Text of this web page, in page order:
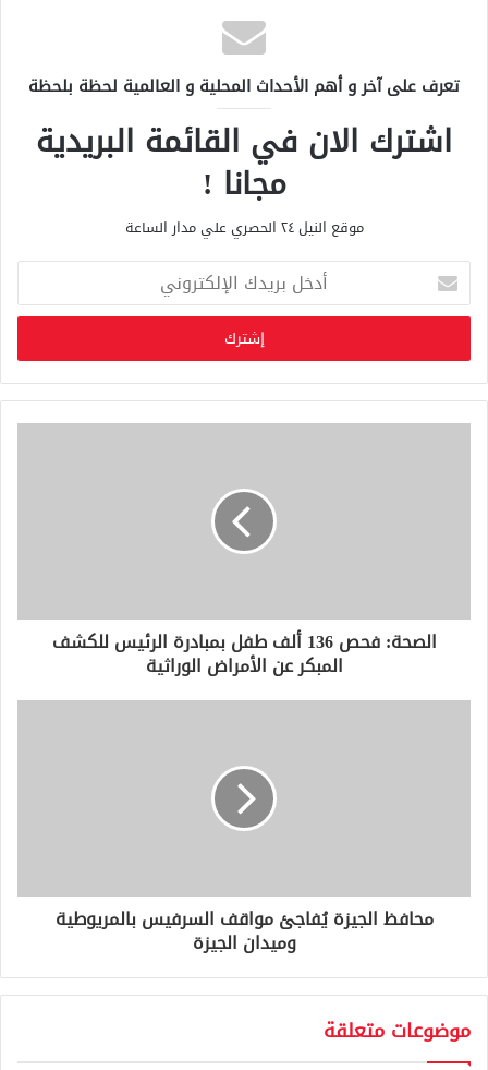
تعرف على آخر و أهم الأحداث المحلية و العالمية لحظة بلحظة
اشترك الان في القائمة البريدية
مجانا !
موقع النيل ٢٤ الحصري علي مدار الساعة
خ
ب
ر
ي
ر
الصحة: فحص 136 ألف طفل بمبادرة الرئيس للكشف
المبكر عن الأمراض الوراثية
محافظ الجيزة يُفاجئ مواقف السرفيس بالمريوطية
وميدان الجيزة
موضوعات متعلقة